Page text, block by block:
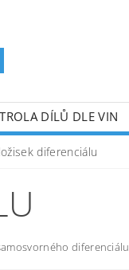
DÍLŮ DLE VIN
diferenciálu
diferenciálu